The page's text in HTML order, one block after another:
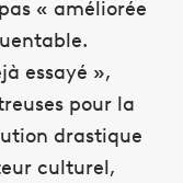
« améliorée
essayé »,
pour la
drastique
culturel,